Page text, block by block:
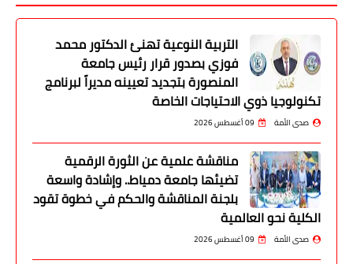
التربية النوعية تهنئ الدكتور محمد
فوزي بصدور قرار رئيس جامعة
المنصورة بتجديد تعيينه مديراً لبرنامج
تكنولوجيا ذوي الاحتياجات الخاصة
صدى الأمة 09 أغسطس 2026
مناقشة علمية عن الثورة الرقمية
تضيئها جامعة دمياط.. وإشادة واسعة
بلجنة المناقشة والحكم في خطوة تقود
الكلية نحو العالمية
صدى الأمة 09 أغسطس 2026